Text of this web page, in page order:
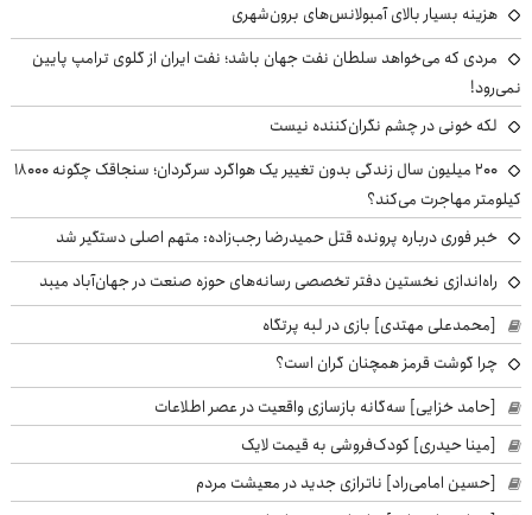
هزینه بسیار بالای آمبولانس‌های برون‌شهری
مردی که می‌خواهد سلطان نفت جهان باشد؛ نفت ایران از گلوی ترامپ پایین
نمی‌رود!
لکه خونی در چشم نگران‌کننده نیست
۲۰۰ میلیون سال زندگی بدون تغییر یک هواگرد سرگردان؛ سنجاقک‌ چگونه ۱۸۰۰۰
کیلومتر مهاجرت می‌کند؟
خبر فوری درباره پرونده قتل حمیدرضا رجب‌زاده: متهم اصلی دستگیر شد
راه‌اندازی نخستین دفتر تخصصی رسانه‌های حوزه صنعت در جهان‌آباد میبد
[محمدعلی مهتدی] بازی در لبه پرتگاه
چرا گوشت قرمز همچنان گران است؟
[حامد خزایی] سه‌گانه بازسازی واقعیت در عصر اطلاعات
[مینا حیدری] کودک‌فروشی به قیمت لایک
[حسین امامی‌راد] ناترازی جدید در معیشت مردم